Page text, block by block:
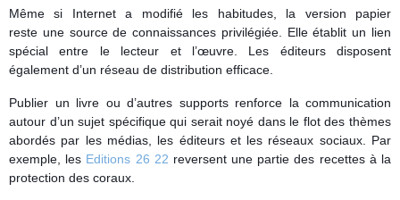
Même si Internet a modifié les habitudes, la version papier
reste une source de connaissances privilégiée. Elle établit un lien
spécial entre le lecteur et l’œuvre. Les éditeurs disposent
également d’un réseau de distribution efficace.
Publier un livre ou d’autres supports renforce la communication
autour d’un sujet spécifique qui serait noyé dans le flot des thèmes
abordés par les médias, les éditeurs et les réseaux sociaux. Par
exemple, les Editions 26 22 reversent une partie des recettes à la
protection des coraux.